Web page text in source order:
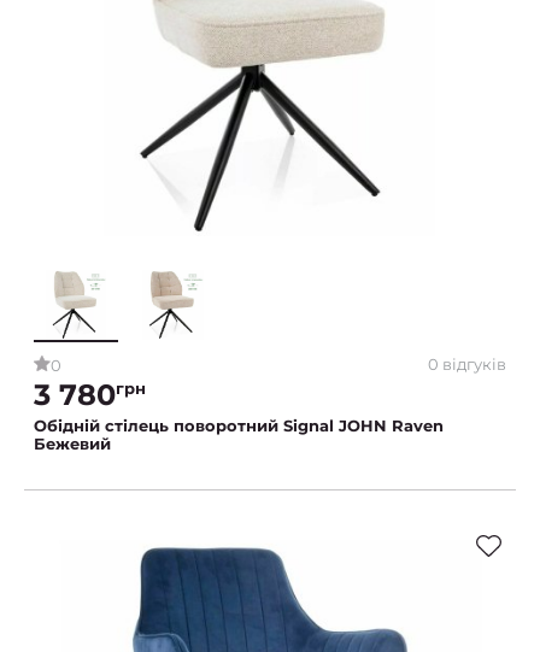
0 0 відгуків
3 780грн
Обідній стілець поворотний Signal JOHN Raven
Бежевий